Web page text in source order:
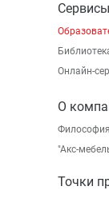
Онлайн-
О
"Aкс-
Точки